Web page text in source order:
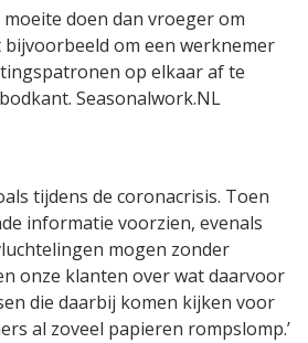
doen dan vroeger om
om een werknemer
op elkaar af te
Seasonalwork.NL
tijdens de coronacrisis. Toen
informatie voorzien, evenals
mogen zonder
onze klanten over wat daarvoor
die daarbij komen kijken voor
al zoveel papieren rompslomp.’